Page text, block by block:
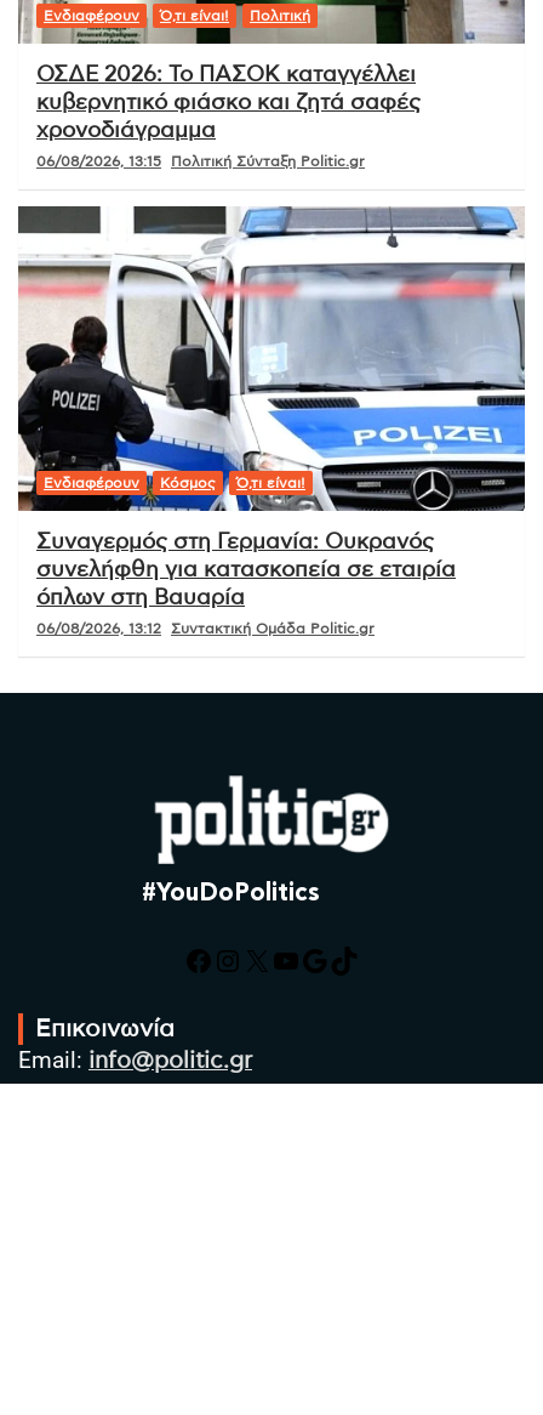
Ενδιαφέρουν Ό,τι είναι! Πολιτική
ΟΣΔΕ 2026: Το ΠΑΣΟΚ καταγγέλλει
κυβερνητικό φιάσκο και ζητά σαφές
χρονοδιάγραμμα
06/08/2026, 13:15 Πολιτική Σύνταξη Politic.gr
Ενδιαφέρουν Κόσμος Ό,τι είναι!
Συναγερμός στη Γερμανία: Ουκρανός
συνελήφθη για κατασκοπεία σε εταιρία
όπλων στη Βαυαρία
06/08/2026, 13:12 Συντακτική Ομάδα Politic.gr
#YouDoPolitics
Facebook
Instagram
X YouTube
Google
TikTok
Επικοινωνία
Email: info@politic.gr
Τηλ: